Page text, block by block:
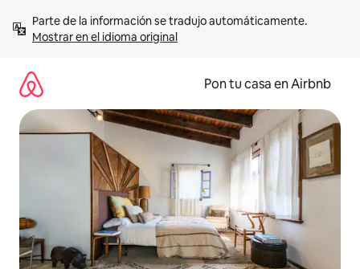
contenidoMostrar en el idioma original
Pon tu casa en Airbnb